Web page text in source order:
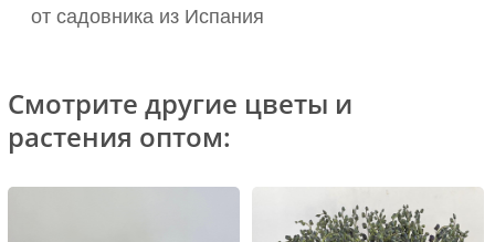
от садовника из Испания
Смотрите другие цветы и
растения оптом: